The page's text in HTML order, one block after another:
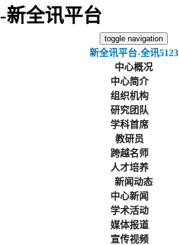
-新全讯平台
toggle navigation
新全讯平台-全讯5123
中心概况
中心简介
组织机构
研究团队
学科首席
教研员
跨越名师
人才培养
新闻动态
中心新闻
学术活动
媒体报道
宣传视频